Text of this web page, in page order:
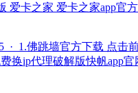
爱卡之家 爱卡之家app官
· 1.佛跳墙官方下载 点击
换ip代理破解版快帆app